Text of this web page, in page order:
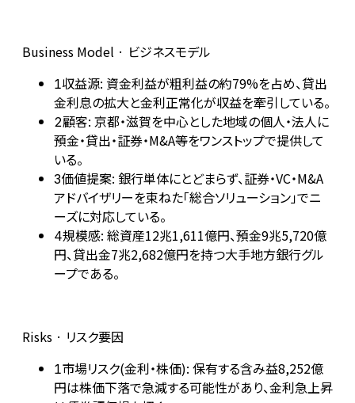
Business Model · ビジネスモデル
1収益源: 資金利益が粗利益の約79%を占め、貸出
金利息の拡大と金利正常化が収益を牽引している。
2顧客: 京都・滋賀を中心とした地域の個人・法人に
預金・貸出・証券・M&A等をワンストップで提供して
いる。
3価値提案: 銀行単体にとどまらず、証券・VC・M&A
アドバイザリーを束ねた「総合ソリューション」でニ
ーズに対応している。
4規模感: 総資産12兆1,611億円、預金9兆5,720億
円、貸出金7兆2,682億円を持つ大手地方銀行グル
ープである。
Risks · リスク要因
1市場リスク(金利・株価): 保有する含み益8,252億
円は株価下落で急減する可能性があり、金利急上昇